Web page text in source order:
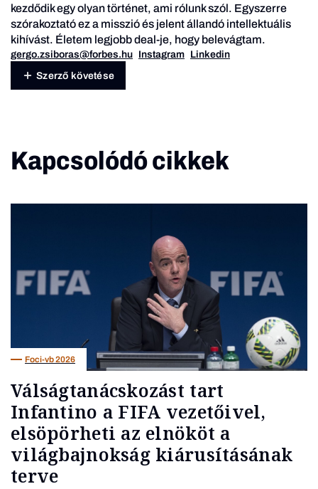
kezdődik egy olyan történet, ami rólunk szól. Egyszerre
szórakoztató ez a misszió és jelent állandó intellektuális
kihívást. Életem legjobb deal-je, hogy belevágtam.
gergo.zsiboras@forbes.hu Instagram Linkedin
Szerző követése
Kapcsolódó cikkek
Foci-vb 2026
Válságtanácskozást tart
Infantino a FIFA vezetőivel,
elsöpörheti az elnököt a
világbajnokság kiárusításának
terve